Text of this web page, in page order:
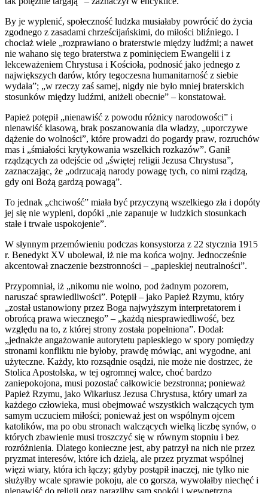
By je wyplenić, społeczność ludzka musiałaby powrócić do życia
zgodnego z zasadami chrześcijańskimi, do miłości bliźniego. I
chociaż wiele „rozprawiano o braterstwie między ludźmi; a nawet
nie wahano się tego braterstwa z pominięciem Ewangelii i z
lekceważeniem Chrystusa i Kościoła, podnosić jako jednego z
największych darów, który tegoczesna humanitarność z siebie
wydała”; „w rzeczy zaś samej, nigdy nie było mniej braterskich
stosunków między ludźmi, aniżeli obecnie” – konstatował.
Papież potępił „nienawiść z powodu różnicy narodowości” i
nienawiść klasową, brak poszanowania dla władzy, „uporczywe
dążenie do wolności”, które prowadzi do pogardy praw, rozruchów
mas i „śmiałości krytykowania wszelkich rozkazów”. Ganił
rządzących za odejście od „świętej religii Jezusa Chrystusa”,
zaznaczając, że „odrzucają narody powagę tych, co nimi rządzą,
gdy oni Bożą gardzą powagą”.
To jednak „chciwość” miała być przyczyną wszelkiego zła i dopóty
jej się nie wypleni, dopóki „nie zapanuje w ludzkich stosunkach
stałe i trwałe uspokojenie”.
W słynnym przemówieniu podczas konsystorza z 22 stycznia 1915
r. Benedykt XV ubolewał, iż nie ma końca wojny. Jednocześnie
akcentował znaczenie bezstronności – „papieskiej neutralności”.
Przypomniał, iż „nikomu nie wolno, pod żadnym pozorem,
naruszać sprawiedliwości”. Potępił – jako Papież Rzymu, który
„został ustanowiony przez Boga najwyższym interpretatorem i
obrońcą prawa wiecznego” – „każdą niesprawiedliwość, bez
względu na to, z której strony została popełniona”. Dodał:
„jednakże angażowanie autorytetu papieskiego w spory pomiędzy
stronami konfliktu nie byłoby, prawdę mówiąc, ani wygodne, ani
użyteczne. Każdy, kto rozsądnie osądzi, nie może nie dostrzec, że
Stolica Apostolska, w tej ogromnej walce, choć bardzo
zaniepokojona, musi pozostać całkowicie bezstronna; ponieważ
Papież Rzymu, jako Wikariusz Jezusa Chrystusa, który umarł za
każdego człowieka, musi obejmować wszystkich walczących tym
samym uczuciem miłości; ponieważ jest on wspólnym ojcem
katolików, ma po obu stronach walczących wielką liczbę synów, o
których zbawienie musi troszczyć się w równym stopniu i bez
rozróżnienia. Dlatego konieczne jest, aby patrzył na nich nie przez
pryzmat interesów, które ich dzielą, ale przez pryzmat wspólnej
więzi wiary, która ich łączy; gdyby postąpił inaczej, nie tylko nie
służyłby wcale sprawie pokoju, ale co gorsza, wywołałby niechęć i
nienawiść do religii oraz naraziłby sam spokój i wewnętrzną